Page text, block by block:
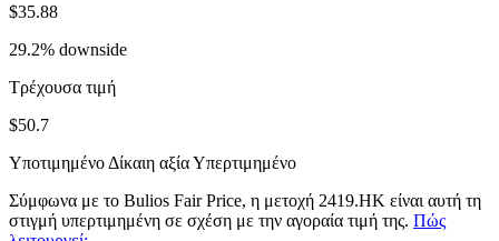
$35.88
29.2% downside
Τρέχουσα τιμή
$50.7
Υποτιμημένο Δίκαιη αξίαΥπερτιμημένο
Σύμφωνα με το Bulios Fair Price, η μετοχή 2419.HK είναι αυτή τη
στιγμή υπερτιμημένη σε σχέση με την αγοραία τιμή της. Πώς